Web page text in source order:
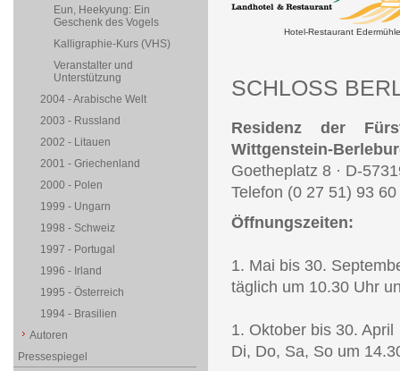
Hotel-Restaurant Edermühle
SCHLOSS
Residenz der
Wittgenstein-
Goetheplatz 8 · D-
Telefon (0 27 51) 93
Öffnungszeiten:
1. Mai bis 30.
täglich um 10.30 Uhr
1. Oktober bis 30. April
Di, Do, Sa, So um
Eun, Heekyung: Ein
Geschenk des Vogels
Kalligraphie-Kurs (VHS)
Veranstalter und
Unterstützung
2004 - Arabische Welt
2003 - Russland
2002 - Litauen
2001 - Griechenland
2000 - Polen
1999 - Ungarn
1998 - Schweiz
1997 - Portugal
1996 - Irland
1995 - Österreich
1994 - Brasilien
Autoren
Pressespiegel